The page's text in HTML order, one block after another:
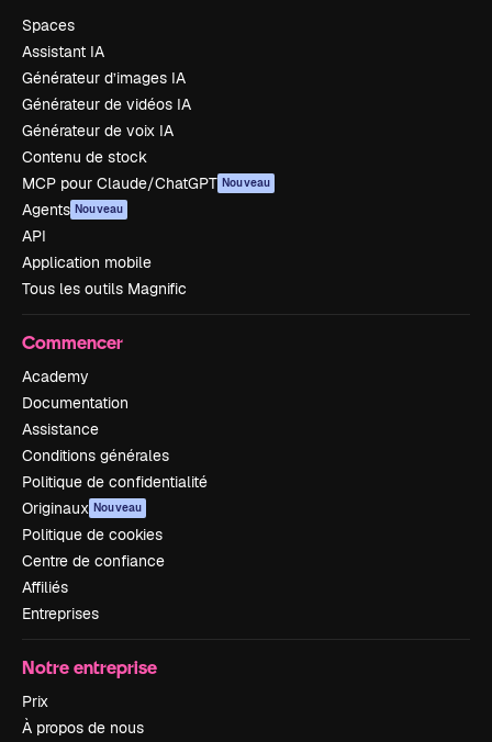
Spaces
Assistant IA
Générateur d’images IA
Générateur de vidéos IA
Générateur de voix IA
Contenu de stock
MCP pour Claude/ChatGPT Nouveau
Agents Nouveau
API
Application mobile
Tous les outils Magnific
Commencer
Academy
Documentation
Assistance
Conditions générales
Politique de confidentialité
Originaux Nouveau
Politique de cookies
Centre de confiance
Affiliés
Entreprises
Notre entreprise
Prix
À propos de nous